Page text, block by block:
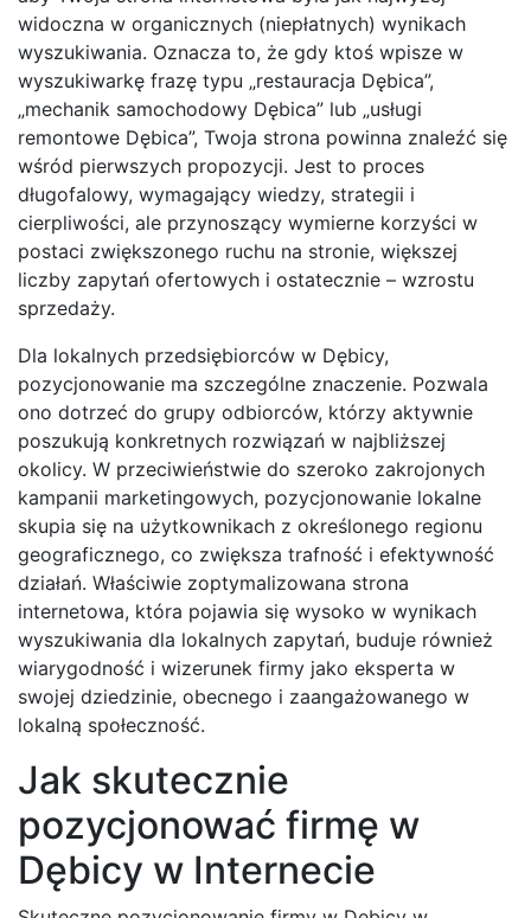
widoczna w organicznych (niepłatnych) wynikach
wyszukiwania. Oznacza to, że gdy ktoś wpisze w
wyszukiwarkę frazę typu „restauracja Dębica”,
„mechanik samochodowy Dębica” lub „usługi
remontowe Dębica”, Twoja strona powinna znaleźć się
wśród pierwszych propozycji. Jest to proces
długofalowy, wymagający wiedzy, strategii i
cierpliwości, ale przynoszący wymierne korzyści w
postaci zwiększonego ruchu na stronie, większej
liczby zapytań ofertowych i ostatecznie – wzrostu
sprzedaży.
Dla lokalnych przedsiębiorców w Dębicy,
pozycjonowanie ma szczególne znaczenie. Pozwala
ono dotrzeć do grupy odbiorców, którzy aktywnie
poszukują konkretnych rozwiązań w najbliższej
okolicy. W przeciwieństwie do szeroko zakrojonych
kampanii marketingowych, pozycjonowanie lokalne
skupia się na użytkownikach z określonego regionu
geograficznego, co zwiększa trafność i efektywność
działań. Właściwie zoptymalizowana strona
internetowa, która pojawia się wysoko w wynikach
wyszukiwania dla lokalnych zapytań, buduje również
wiarygodność i wizerunek firmy jako eksperta w
swojej dziedzinie, obecnego i zaangażowanego w
lokalną społeczność.
Jak skutecznie
pozycjonować firmę w
Dębicy w Internecie